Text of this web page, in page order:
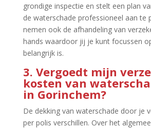
grondige inspectie en stelt een plan
de waterschade professioneel aan te
nemen ook de afhandeling van
hands waardoor jij je kunt focussen
belangrijk is.​
3.​ Vergoedt mijn
kosten van
in Gorinchem?
De dekking van waterschade door je
per polis verschillen.​ Over het